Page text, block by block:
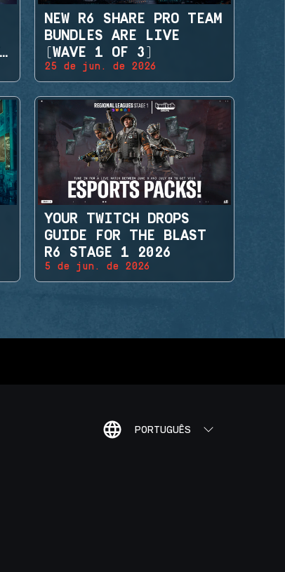
NEW R6 SHARE PRO TEAM
BUNDLES ARE LIVE
(WAVE 1 OF 3)
25 de jun. de 2026
YOUR TWITCH DROPS
GUIDE FOR THE BLAST
R6 STAGE 1 2026
5 de jun. de 2026
PORTUGUÊS